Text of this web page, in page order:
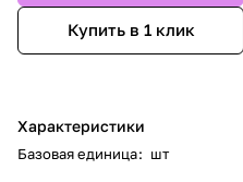
Купить в 1 клик
Характеристики
Базовая единица: шт